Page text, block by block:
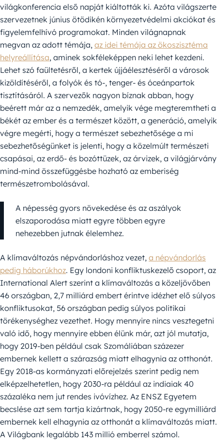
világkonferencia első napját kiáltották ki. Azóta világszerte
szervezetnek június ötödikén környezetvédelmi akciókat és
figyelemfelhívó programokat. Minden világnapnak
megvan az adott témája, az idei témája az ökoszisztéma
helyreállítása, aminek sokféleképpen neki lehet kezdeni.
Lehet szó faültetésről, a kertek újjáélesztéséről a városok
kizöldítéséről, a folyók és tó-, tenger- és óceánpartok
tisztításáról. A szervezők nagyon bíznak abban, hogy
beérett már az a nemzedék, amelyik vége megteremtheti a
békét az ember és a természet között, a generáció, amelyik
végre megérti, hogy a természet sebezhetősége a mi
sebezhetőségünket is jelenti, hogy a közelmúlt természeti
csapásai, az erdő- és bozóttüzek, az árvizek, a világjárvány
mind-mind összefüggésbe hozható az emberiség
természetrombolásával.
A népesség gyors növekedése és az aszályok
elszaporodása miatt egyre többen egyre
nehezebben jutnak élelemhez.
A klímaváltozás népvándorláshoz vezet, a népvándorlás
pedig háborúkhoz. Egy londoni konfliktuskezelő csoport, az
International Alert szerint a klímaváltozás a közeljövőben
46 országban, 2,7 milliárd embert érintve idézhet elő súlyos
konfliktusokat, 56 országban pedig súlyos politikai
törékenységhez vezethet. Hogy mennyire nincs vesztegetni
való idő, hogy mennyire ebben élünk már, azt jól mutatja,
hogy 2019-ben például csak Szomáliában százezer
embernek kellett a szárazság miatt elhagynia az otthonát.
Egy 2018-as kormányzati előrejelzés szerint pedig nem
elképzelhetetlen, hogy 2030-ra például az indiaiak 40
százaléka nem jut rendes ivóvízhez. Az ENSZ Egyetem
becslése azt sem tartja kizártnak, hogy 2050-re egymilliárd
embernek kell elhagynia az otthonát a klímaváltozás miatt.
A Világbank legalább 143 millió emberrel számol.